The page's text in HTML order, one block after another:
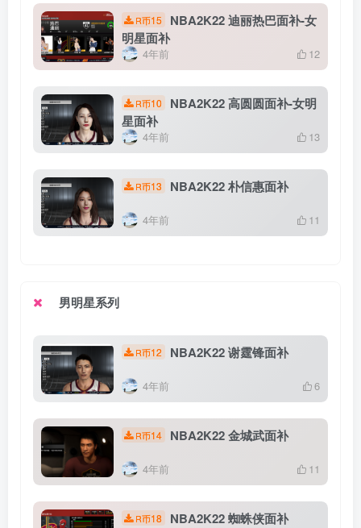
R币15
NBA2K22 迪丽热巴面补-女
明星面补
4年前 12
R币10
NBA2K22 高圆圆面补-女明
星面补
4年前 13
R币13 NBA2K22 朴信惠面补
4年前 11
男明星系列
R币12 NBA2K22 谢霆锋面补
4年前 6
R币14 NBA2K22 金城武面补
4年前 11
R币18 NBA2K22 蜘蛛侠面补